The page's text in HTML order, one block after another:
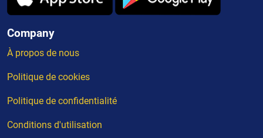
Company
À propos de nous
Politique de cookies
Politique de confidentialité
Conditions d'utilisation